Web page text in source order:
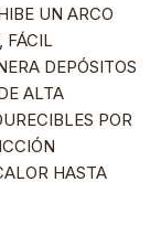
UN ARCO
FÁCIL
DEPÓSITOS
ALTA
POR
HASTA